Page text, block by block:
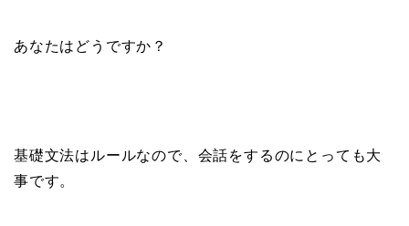
あなたはどうですか？
基礎文法はルールなので、会話をするのにとっても大
事です。